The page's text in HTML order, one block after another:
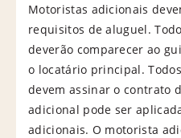
Motoristas adicionais
requisitos de aluguel.
deverão comparecer ao
o locatário principal.
devem assinar o contrato
adicional pode ser
adicionais. O motorista